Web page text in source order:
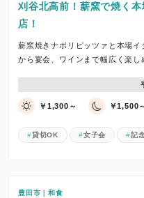
刈谷北高前！薪窯で焼く
店！
薪窯焼きナポリピッツァと本場
から宴会、ワインまで幅広く楽し
￥1,300～ ￥1,500～
貸切OK 女子会 記
豊田市｜和食